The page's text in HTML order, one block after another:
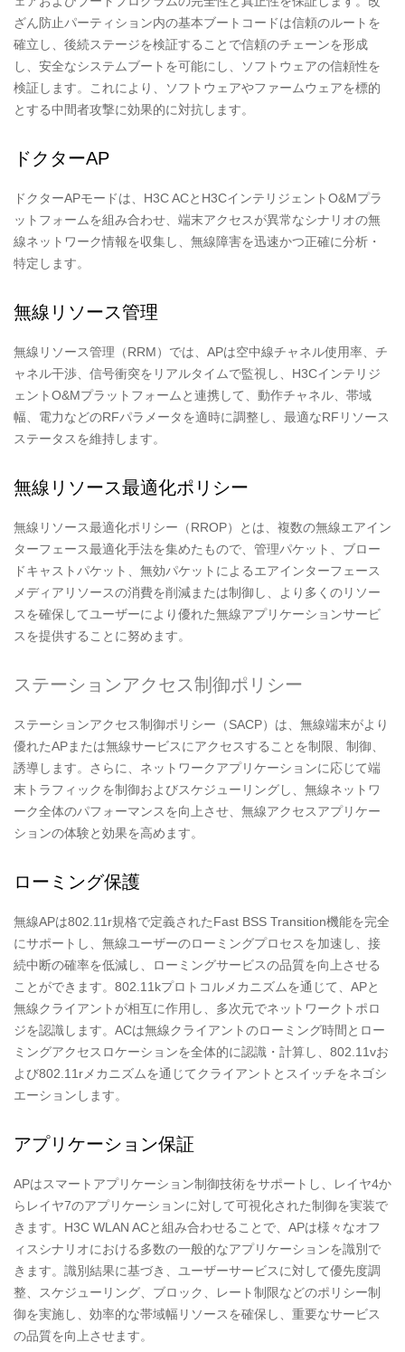
ざん防止パーティション内の基本ブートコードは信頼のルートを
確立し、後続ステージを検証することで信頼のチェーンを形成
し、安全なシステムブートを可能にし、ソフトウェアの信頼性を
検証します。これにより、ソフトウェアやファームウェアを標的
とする中間者攻撃に効果的に対抗します。
ドクターAP
ドクターAPモードは、H3C ACとH3CインテリジェントO&Mプラ
ットフォームを組み合わせ、端末アクセスが異常なシナリオの無
線ネットワーク情報を収集し、無線障害を迅速かつ正確に分析・
特定します。
無線リソース管理
無線リソース管理（RRM）では、APは空中線チャネル使用率、チ
ャネル干渉、信号衝突をリアルタイムで監視し、H3Cインテリジ
ェントO&Mプラットフォームと連携して、動作チャネル、帯域
幅、電力などのRFパラメータを適時に調整し、最適なRFリソース
ステータスを維持します。
無線リソース最適化ポリシー
無線リソース最適化ポリシー（RROP）とは、複数の無線エアイン
ターフェース最適化手法を集めたもので、管理パケット、ブロー
ドキャストパケット、無効パケットによるエアインターフェース
メディアリソースの消費を削減または制御し、より多くのリソー
スを確保してユーザーにより優れた無線アプリケーションサービ
スを提供することに努めます。
ステーションアクセス制御ポリシー
ステーションアクセス制御ポリシー（SACP）は、無線端末がより
優れたAPまたは無線サービスにアクセスすることを制限、制御、
誘導します。さらに、ネットワークアプリケーションに応じて端
末トラフィックを制御およびスケジューリングし、無線ネットワ
ーク全体のパフォーマンスを向上させ、無線アクセスアプリケー
ションの体験と効果を高めます。
ローミング保護
無線APは802.11r規格で定義されたFast BSS Transition機能を完全
にサポートし、無線ユーザーのローミングプロセスを加速し、接
続中断の確率を低減し、ローミングサービスの品質を向上させる
ことができます。802.11kプロトコルメカニズムを通じて、APと
無線クライアントが相互に作用し、多次元でネットワークトポロ
ジを認識します。ACは無線クライアントのローミング時間とロー
ミングアクセスロケーションを全体的に認識・計算し、802.11vお
よび802.11rメカニズムを通じてクライアントとスイッチをネゴシ
エーションします。
アプリケーション保証
APはスマートアプリケーション制御技術をサポートし、レイヤ4か
らレイヤ7のアプリケーションに対して可視化された制御を実装で
きます。H3C WLAN ACと組み合わせることで、APは様々なオフ
ィスシナリオにおける多数の一般的なアプリケーションを識別で
きます。識別結果に基づき、ユーザーサービスに対して優先度調
整、スケジューリング、ブロック、レート制限などのポリシー制
御を実施し、効率的な帯域幅リソースを確保し、重要なサービス
の品質を向上させます。